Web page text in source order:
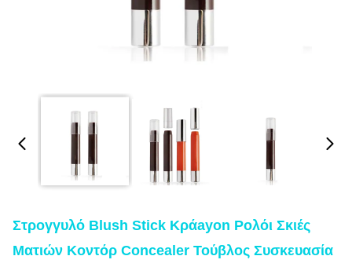
Στρογγυλό Blush Stick Κράayon Ρολόι Σκιές
Ματιών Κοντόρ Concealer Τούβλος Συσκευασία